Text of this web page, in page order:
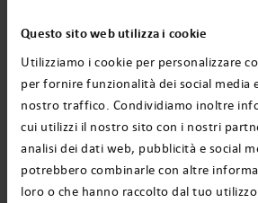
Questo sito web utilizza i cookie
Utilizziamo i cookie per personalizzare
per fornire funzionalità dei social media
nostro traffico. Condividiamo inoltre
cui utilizzi il nostro sito con i nostri
analisi dei dati web, pubblicità e social
potrebbero combinarle con altre
loro o che hanno raccolto dal tuo
Una varietà di
per la gioia di
Il periodo del Mercatino di
probabilmente l’unico
cui possiamo ammirare
così ben progettate e